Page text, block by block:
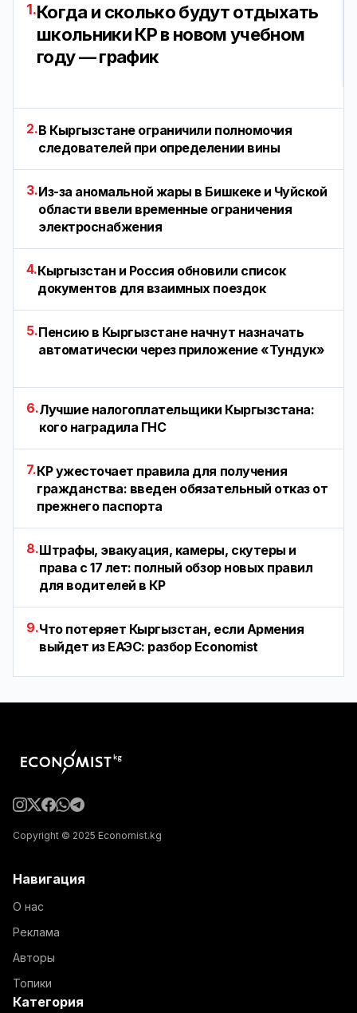
1.Когда и сколько будут отдыхать
школьники КР в новом учебном
году — график
2.В Кыргызстане ограничили полномочия
следователей при определении вины
3.Из-за аномальной жары в Бишкеке и Чуйской
области ввели временные ограничения
электроснабжения
4.Кыргызстан и Россия обновили список
документов для взаимных поездок
5.Пенсию в Кыргызстане начнут назначать
автоматически через приложение «Тундук»
6.Лучшие налогоплательщики Кыргызстана:
кого наградила ГНС
7.КР ужесточает правила для получения
гражданства: введен обязательный отказ от
прежнего паспорта
8.Штрафы, эвакуация, камеры, скутеры и
права с 17 лет: полный обзор новых правил
для водителей в КР
9.Что потеряет Кыргызстан, если Армения
выйдет из ЕАЭС: разбор Economist
Copyright © 2025 Economist.kg
Навигация
О нас
Реклама
Авторы
Топики
Категория